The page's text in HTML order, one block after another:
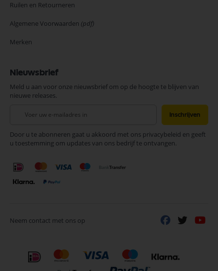
Ruilen en Retourneren
Algemene Voorwaarden (pdf)
Merken
Nieuwsbrief
Meld u aan voor onze nieuwsbrief om op de hoogte te blijven van
nieuwe releases.
onze
nieuwsbrief
Inschrijven
Door u te abonneren gaat u akkoord met ons privacybeleid en geeft
u toestemming om updates van ons bedrijf te ontvangen.
Neem contact met ons op